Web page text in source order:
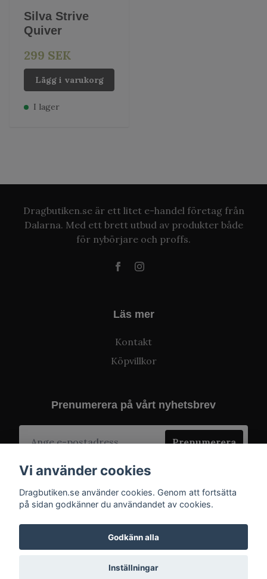
Silva Strive
Quiver
299 SEK
Lägg i varukorg
I lager
Dragbutiken.se är ett litet e-handel företag från
Dalarna. Med ett brett utbud av produkter både
för nybörjare och proffs.
Läs mer
Kontakt
Köpvillkor
Prenumerera på vårt nyhetsbrev
Prenumerera
© 2026 Dragbutiken.se
Vi använder cookies
Dragbutiken.se använder cookies. Genom att fortsätta
på sidan godkänner du användandet av cookies.
Godkänn alla
Inställningar